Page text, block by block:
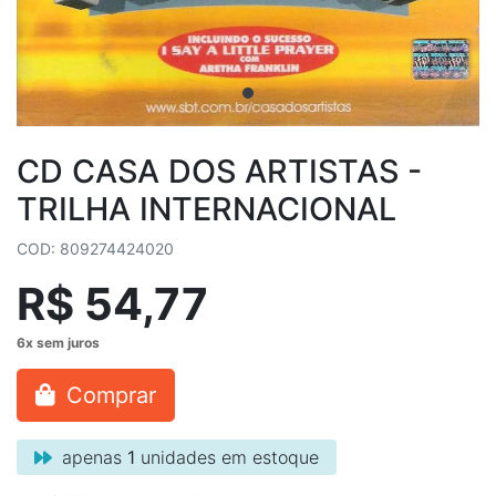
CD CASA DOS ARTISTAS -
TRILHA INTERNACIONAL
COD: 809274424020
R$ 54,77
Comprar
apenas 1 unidades em estoque